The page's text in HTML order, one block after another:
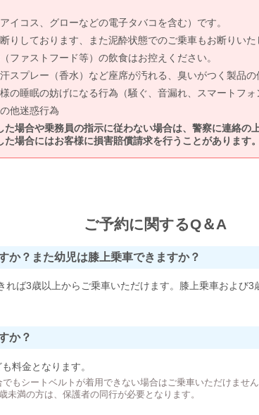
イコス、グローなどの電子タバコを含む）です。
りしております、また泥酔状態でのご乗車もお断りいた
ファストフード等）の飲食はお控えください。
スプレー（香水）など座席が汚れる、臭いがつく製品の
の睡眠の妨げになる行為（騒ぐ、音漏れ、スマートフ
他迷惑行為
た場合や乗務員の指示に従わない場合は、警察に連絡の
場合にはお客様に損害賠償請求を行うことがあります。
ご予約に関するQ＆A
か？また幼児は膝上乗車できますか？
れば3歳以上からご乗車いただけます。膝上乗車および
か？
料金となります。
もシートベルトが着用できない場合はご乗車いただけません
未満の方は、保護者の同行が必要となります。